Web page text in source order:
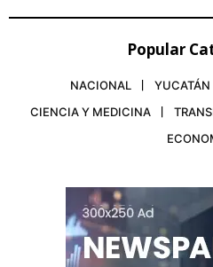
Popular
NACIONAL YUCATÁN
CIENCIA Y MEDICINA